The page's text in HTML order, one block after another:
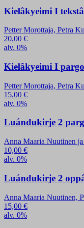
Kielâkyeimi I
Petter Morottaja, Petra
20,00 €
alv. 0%
Kielâkyeimi I
Petter Morottaja, Petra
15,00 €
alv. 0%
Luándukirje 2
Anna Maaria Nuutinen
10,00 €
alv. 0%
Luándukirje 2
Anna Maaria Nuutinen,
15,00 €
alv. 0%